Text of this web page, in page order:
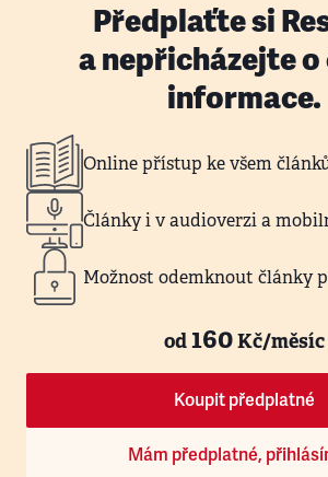
Předplaťte si
a nepřicházejte o
informace.
Online přístup ke všem
Články i v audioverzi a
Možnost odemknout články
od160Kč/měsíc
Koupit předplatné
Mám předplatné,